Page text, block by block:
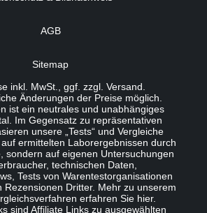
AGB
Sitemap
inkl. MwSt., ggf. zzgl. Versand.
Änderungen der Preise möglich.
ist ein neutrales und unabhängiges
Im Gegensatz zu repräsentativen
unsere „Tests“ und Vergleiche
ermittelten Laborergebnissen durch
sondern auf eigenen Untersuchungen
technischen Daten,
Tests von Warentestorganisationen
Rezensionen Dritter. Mehr zu unserem
erfahren Sie hier.
sind Affiliate Links zu ausgewählten